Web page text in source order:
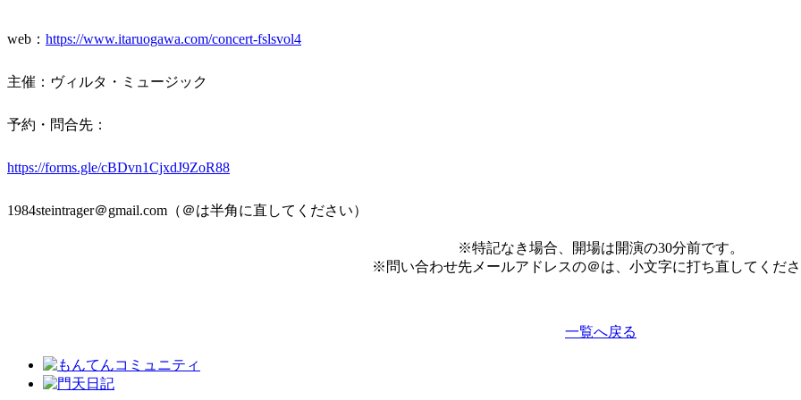
web： https://www.itaruogawa.com/concert-fslsvol4
主催：ヴィルタ・ミュージック
予約・問合先：
https://forms.gle/cBDvn1CjxdJ9ZoR88
1984steintrager＠gmail.com（＠は半角に直してください）
※特記なき場合、開場は開演の30分前です。
※問い合わせ先メールアドレスの＠は、小文字に打ち直してくだ
一覧へ戻る